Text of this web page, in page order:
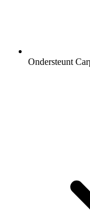
Ondersteunt